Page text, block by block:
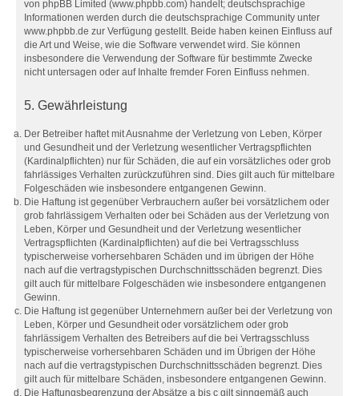
von phpBB Limited (www.phpbb.com) handelt; deutschsprachige
Informationen werden durch die deutschsprachige Community unter
www.phpbb.de zur Verfügung gestellt. Beide haben keinen Einfluss auf
die Art und Weise, wie die Software verwendet wird. Sie können
insbesondere die Verwendung der Software für bestimmte Zwecke
nicht untersagen oder auf Inhalte fremder Foren Einfluss nehmen.
5. Gewährleistung
Der Betreiber haftet mit Ausnahme der Verletzung von Leben, Körper
und Gesundheit und der Verletzung wesentlicher Vertragspflichten
(Kardinalpflichten) nur für Schäden, die auf ein vorsätzliches oder grob
fahrlässiges Verhalten zurückzuführen sind. Dies gilt auch für mittelbare
Folgeschäden wie insbesondere entgangenen Gewinn.
Die Haftung ist gegenüber Verbrauchern außer bei vorsätzlichem oder
grob fahrlässigem Verhalten oder bei Schäden aus der Verletzung von
Leben, Körper und Gesundheit und der Verletzung wesentlicher
Vertragspflichten (Kardinalpflichten) auf die bei Vertragsschluss
typischerweise vorhersehbaren Schäden und im übrigen der Höhe
nach auf die vertragstypischen Durchschnittsschäden begrenzt. Dies
gilt auch für mittelbare Folgeschäden wie insbesondere entgangenen
Gewinn.
Die Haftung ist gegenüber Unternehmern außer bei der Verletzung von
Leben, Körper und Gesundheit oder vorsätzlichem oder grob
fahrlässigem Verhalten des Betreibers auf die bei Vertragsschluss
typischerweise vorhersehbaren Schäden und im Übrigen der Höhe
nach auf die vertragstypischen Durchschnittsschäden begrenzt. Dies
gilt auch für mittelbare Schäden, insbesondere entgangenen Gewinn.
Die Haftungsbegrenzung der Absätze a bis c gilt sinngemäß auch